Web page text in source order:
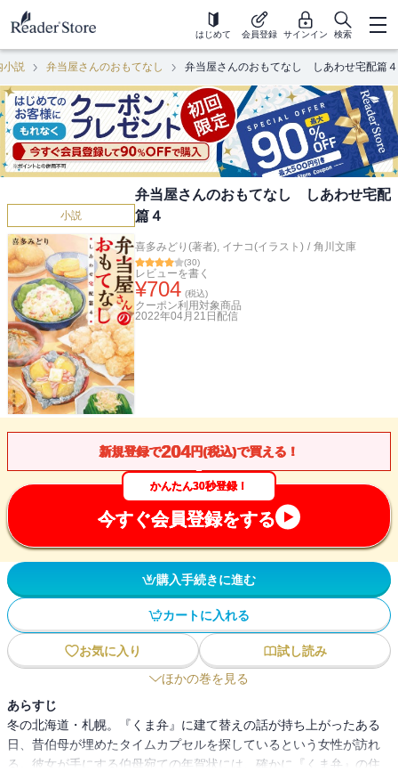
はじめて 会員登録 サインイン 検索
小説 弁当屋さんのおもてなし 弁当屋さんのおもてなし しあわせ宅配篇４
小説
弁当屋さんのおもてなし しあわせ宅配
篇４
喜多みどり(著者), イナコ(イラスト) / 角川文庫
(30)
レビューを書く
¥704 (税込)
クーポン利用対象商品
2022年04月21日 配信
新規登録で204円(税込)で買える！
かんたん30秒登録！
今すぐ会員登録をする
購入手続きに進む
カートに入れる
お気に入り
試し読み
ほかの巻を見る
あらすじ
冬の北海道・札幌。『くま弁』に建て替えの話が持ち上がったある
日、昔伯母が埋めたタイムカプセルを探しているという女性が訪れ
る。彼女が手にする伯母宛ての年賀状には、確かに『くま弁』の住